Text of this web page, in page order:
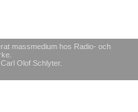
massmedium hos Radio- och
Olof Schlyter.